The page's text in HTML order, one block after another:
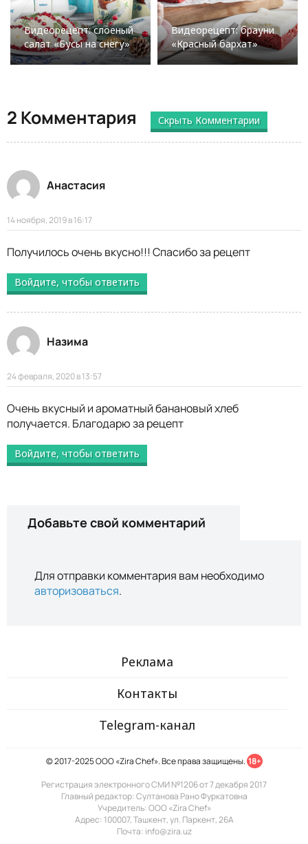
Видеорецепт: слоеный
салат «Бусы на снегу»
Видеорецепт: брауни
«Красный бархат»
2 Комментария Скрыть Комментарии
Анастасия
14 ноября, 2019 в 16:17
Получилось очень вкусно!!! Спасибо за рецепт
Войдите, чтобы ответить
Назима
24 февраля, 2020 в 13:57
Очень вкусный и ароматный банановый хлеб
получается. Благодарю за рецепт
Войдите, чтобы ответить
Добавьте свой комментарий
Для отправки комментария вам необходимо
авторизоваться.
Реклама
Контакты
Telegram-канал
© 2017-2025 ООО «Zira Chef». Все права защищены. 18+
Регистрация электронного СМИ №1206 от 7 декабря 2017
Главный редактор: Султанова Рано Фуркатовна
Учредитель: ООО «Zira Chef»
Адрес: 100007, Ташкент, ул. Паркент, 26А
Почта: info@zira.uz